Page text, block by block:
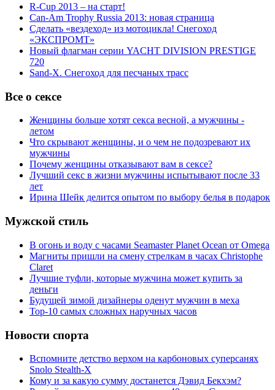
R-Cup 2013 – на старт!
Can-Am Trophy Russia 2013: новая страница
Сделать «вездеход» из мотоцикла! Снегоход
«ЭКСПРОМТ»
Новый флагман серии YACHT DIVISION PRESTIGE
720
Sand-X. Снегоход для песчаных трасс
Все о сексе
Женщины больше хотят секса весной, а мужчины -
летом
Что скрывают женщины, и о чем не подозревают их
мужчины
Почему женщины отказывают вам в сексе?
Лучший секс в жизни мужчины испытывают после 33
лет
Ирина Шейк делится опытом по выбору белья в подарок
Мужской стиль
В огонь и воду с часами Seamaster Planet Ocean от Omega
Магниты пришли на смену стрелкам в часах Christophe
Claret
Лучшие туфли, которые мужчина может купить за
деньги
Будущей зимой дизайнеры оденут мужчин в меха
Top-10 самых сложных наручных часов
Новости спорта
Вспомните детство верхом на карбоновых суперсанях
Snolo Stealth-X
Кому и за какую сумму достанется Дэвид Бекхэм?